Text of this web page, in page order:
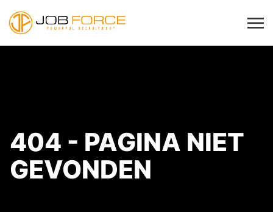
404 - PAGINA NIET
GEVONDEN